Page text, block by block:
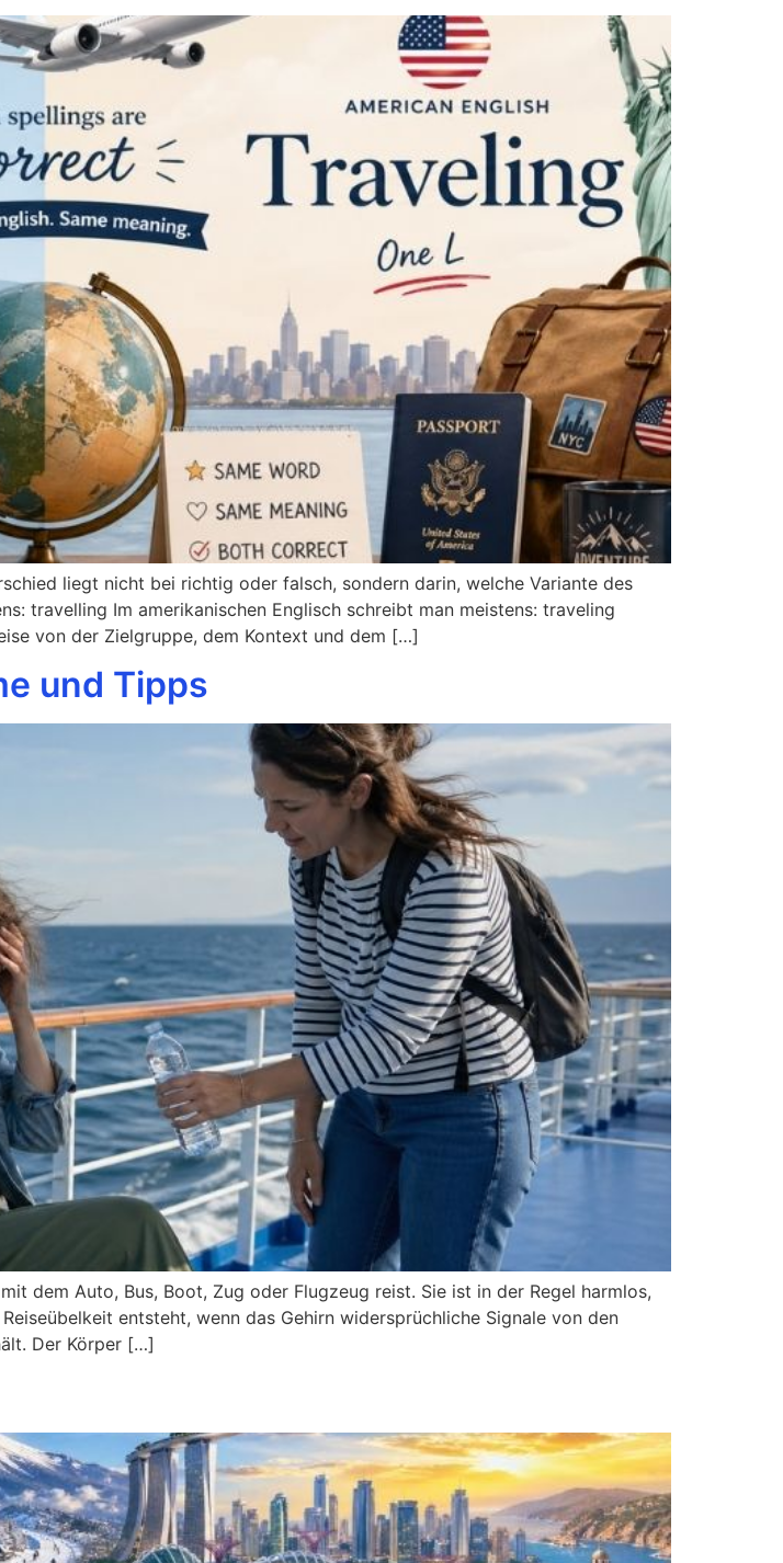
liegt nicht bei richtig oder falsch, sondern darin, welche Variante des
travelling Im amerikanischen Englisch schreibt man meistens: traveling
von der Zielgruppe, dem Kontext und dem […]
und Tipps
dem Auto, Bus, Boot, Zug oder Flugzeug reist. Sie ist in der Regel harmlos,
entsteht, wenn das Gehirn widersprüchliche Signale von den
Der Körper […]